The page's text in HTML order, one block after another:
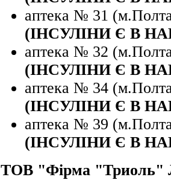
аптека № 31
(ІНСУЛІНИ Є В
аптека № 32
(ІНСУЛІНИ Є В
аптека № 34
(ІНСУЛІНИ Є В
аптека № 39
(ІНСУЛІНИ Є В
ТОВ "Фірма